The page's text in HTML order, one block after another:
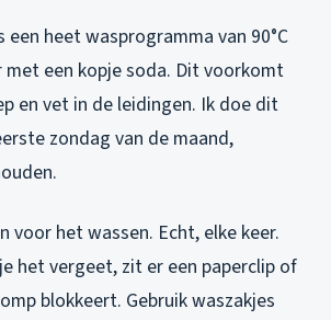
een heet wasprogramma van 90°C
met een kopje soda. Dit voorkomt
en vet in de leidingen. Ik doe dit
zondag van de maand,
voor het wassen. Echt, elke keer.
het vergeet, zit er een paperclip of
blokkeert. Gebruik waszakjes